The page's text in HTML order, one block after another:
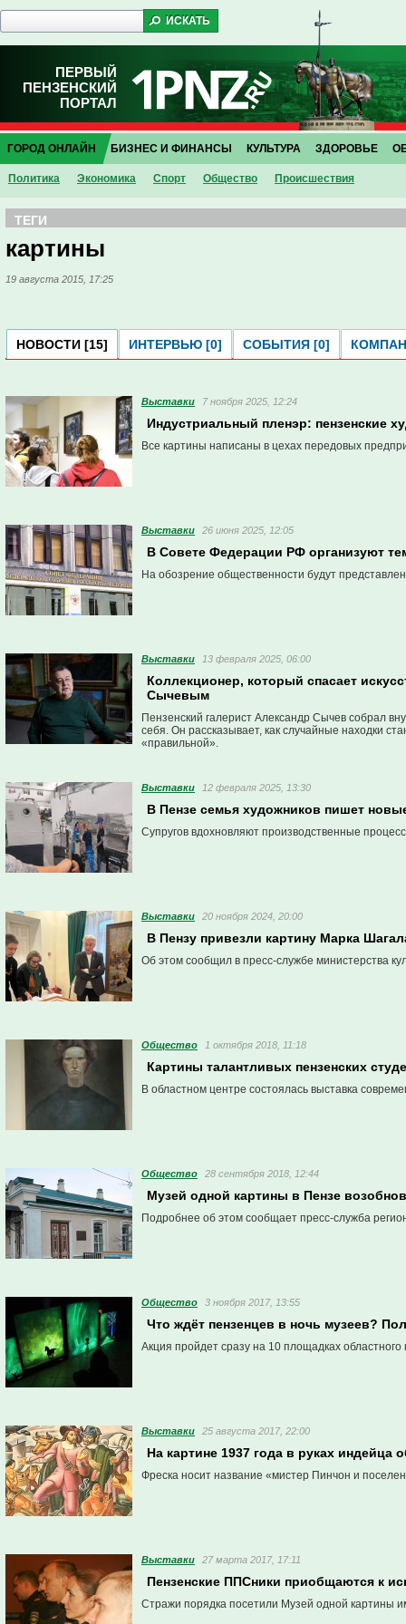
ПЕРВЫЙ
ПЕНЗЕНСКИЙ
ПОРТАЛ
ГОРОД ОНЛАЙН
Политика Экономика Спорт Общество Проиcшествия
БИЗНЕС И ФИНАНСЫ КУЛЬТУРА ЗДОРОВЬЕ
ТЕГИ
картины
19 августа 2015, 17:25
НОВОСТИ [15] ИНТЕРВЬЮ [0] СОБЫТИЯ [0]
Выставки 7 ноября 2025, 12:24
Индустриальный пленэр: пензенские
Все картины написаны в цехах передовых
Выставки 26 июня 2025, 12:05
В Совете Федерации РФ организуют
На обозрение общественности будут
Выставки 13 февраля 2025, 06:00
Коллекционер, который спасает
Сычевым
Пензенский галерист Александр Сычев собрал
себя. Он рассказывает, как случайные находки
«правильной».
Выставки 12 февраля 2025, 13:30
В Пензе семья художников пишет
Супругов вдохновляют производственные
Выставки 20 ноября 2024, 20:00
В Пензу привезли картину Марка
Об этом сообщил в пресс-службе министерства
Общество 1 октября 2018, 11:18
Картины талантливых пензенских
В областном центре состоялась выставка
Общество 28 сентября 2018, 12:44
Музей одной картины в Пензе
Подробнее об этом сообщает пресс-служба
Общество 3 ноября 2017, 13:55
Что ждёт пензенцев в ночь музеев?
Акция пройдет сразу на 10 площадках областного
Выставки 25 августа 2017, 22:00
На картине 1937 года в руках индейца
Фреска носит название «мистер Пинчон и
Выставки 27 марта 2017, 17:11
Пензенские ППСники приобщаются к
Стражи порядка посетили Музей одной картины